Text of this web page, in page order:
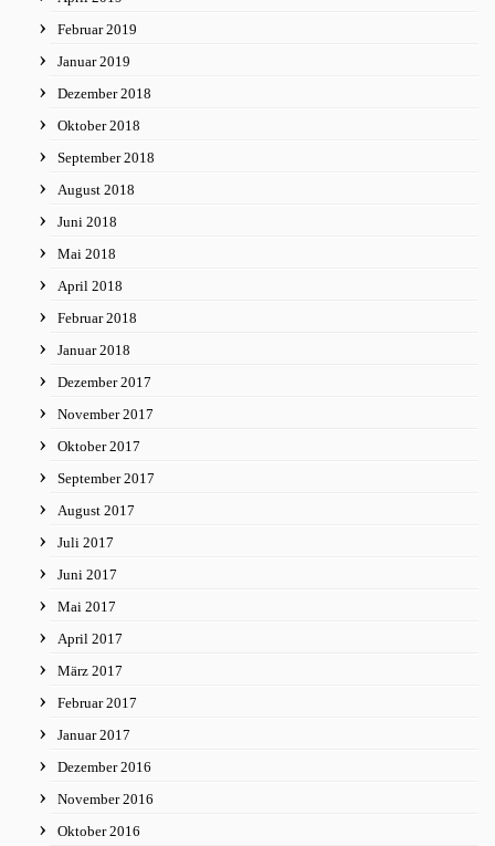
Februar 2019
Januar 2019
Dezember 2018
Oktober 2018
September 2018
August 2018
Juni 2018
Mai 2018
April 2018
Februar 2018
Januar 2018
Dezember 2017
November 2017
Oktober 2017
September 2017
August 2017
Juli 2017
Juni 2017
Mai 2017
April 2017
März 2017
Februar 2017
Januar 2017
Dezember 2016
November 2016
Oktober 2016